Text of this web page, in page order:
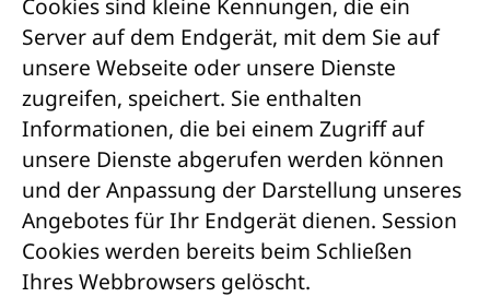
Server auf dem Endgerät, mit dem Sie auf
unsere Webseite oder unsere Dienste
zugreifen, speichert. Sie enthalten
Informationen, die bei einem Zugriff auf
unsere Dienste abgerufen werden können
und der Anpassung der Darstellung unseres
Angebotes für Ihr Endgerät dienen. Session
Cookies werden bereits beim Schließen
Ihres Webbrowsers gelöscht.